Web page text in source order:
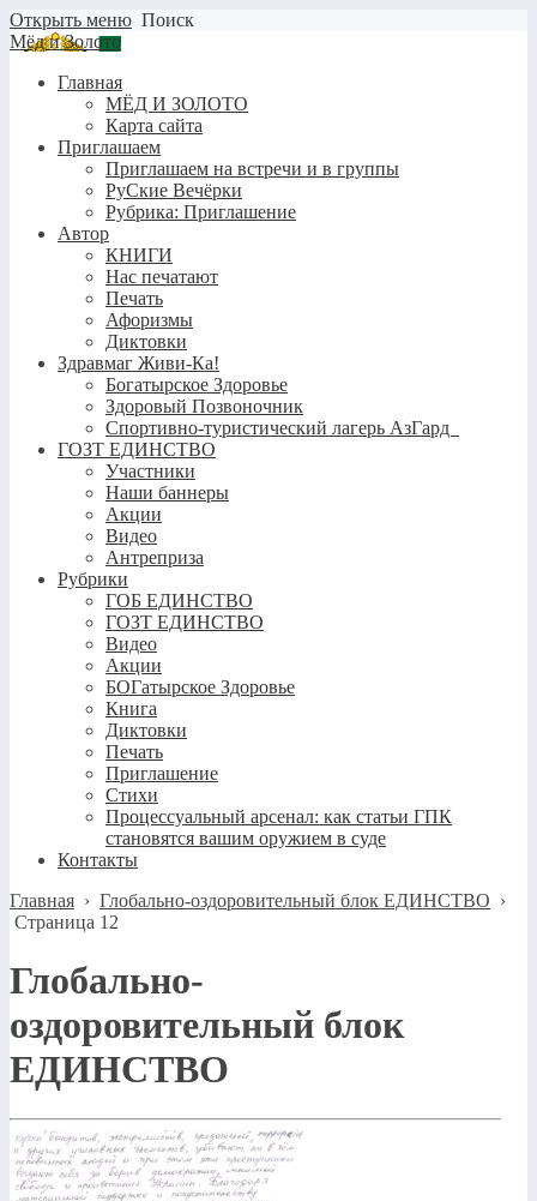
Открыть меню Поиск
Мёд и Золото
Главная
МЁД И ЗОЛОТО
Карта сайта
Приглашаем
Приглашаем на встречи и в группы
РуСкие Вечёрки
Рубрика: Приглашение
Автор
КНИГИ
Нас печатают
Печать
Афоризмы
Диктовки
Здравмаг Живи-Ка!
Богатырское Здоровье
Здоровый Позвоночник
Спортивно-туристический лагерь АзГард
ГОЗТ ЕДИНСТВО
Участники
Наши баннеры
Акции
Видео
Антреприза
Рубрики
ГОБ ЕДИНСТВО
ГОЗТ ЕДИНСТВО
Видео
Акции
БОГатырское Здоровье
Книга
Диктовки
Печать
Приглашение
Стихи
Процессуальный арсенал: как статьи ГПК
становятся вашим оружием в суде
Контакты
Главная › Глобально-оздоровительный блок ЕДИНСТВО ›
Страница 12
Глобально-
оздоровительный блок
ЕДИНСТВО